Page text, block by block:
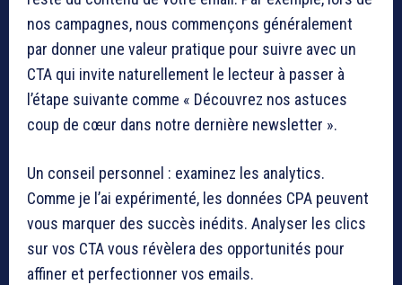
nos campagnes, nous commençons généralement
par donner une valeur pratique pour suivre avec un
CTA qui invite naturellement le lecteur à passer à
l’étape suivante comme « Découvrez nos astuces
coup de cœur dans notre dernière newsletter ».
Un conseil personnel : examinez les analytics.
Comme je l’ai expérimenté, les données CPA peuvent
vous marquer des succès inédits. Analyser les clics
sur vos CTA vous révèlera des opportunités pour
affiner et perfectionner vos emails.